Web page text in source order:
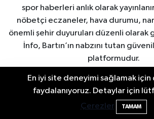
spor haberleri anlık olarak
nöbetçi eczaneler, hava durumu,
önemli şehir duyuruları düzenli olarak
İnfo, Bartın’ın nabzını tutan
platformudur.
Bartın
En iyi site deneyimi sağlamak
faydalanıyoruz. Detaylar için
Çerezler
TAMAM
Bartın'da Şafak Operasyonu: 5
Şüpheli Aranıyor